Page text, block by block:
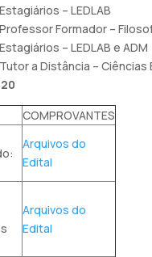
– LEDLAB
Formador –
– LEDLAB e ADM
a Distância – Ciências
COMPROVANTES
Arquivos do
Edital
Arquivos do
Edital